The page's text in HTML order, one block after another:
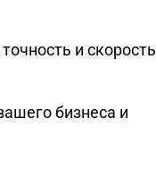
и скорость
бизнеса и